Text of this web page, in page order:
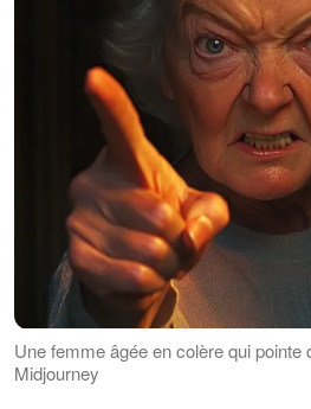
Une femme âgée en colère qui pointe
Midjourney